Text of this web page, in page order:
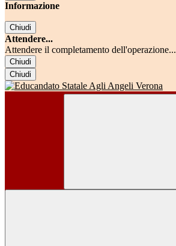
Informazione
Chiudi
Attendere...
Attendere il completamento dell'operazione...
Chiudi
Chiudi